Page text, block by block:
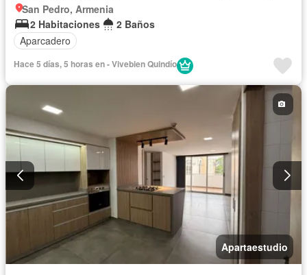
San Pedro, Armenia
2 Habitaciones
2 Baños
Aparcadero
Hace 5 días, 5 horas en - Vivebien Quindío
Apartaestudio